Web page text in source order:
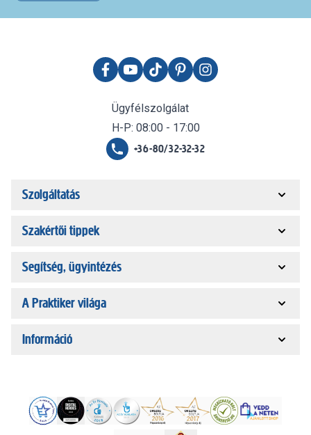
Ügyfélszolgálat
H-P: 08:00 - 17:00
+36-80/32-32-32
Szolgáltatás
Szakértői tippek
Segítség, ügyintézés
A Praktiker világa
Információ